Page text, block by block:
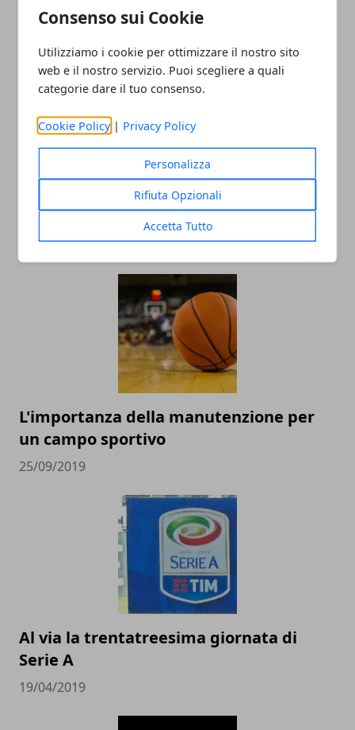
Consenso sui Cookie
Utilizziamo i cookie per ottimizzare il nostro sito
web e il nostro servizio. Puoi scegliere a quali
categorie dare il tuo consenso.
Cookie Policy | Privacy Policy
Personalizza
Rifiuta Opzionali
Accetta Tutto
Redazione
ARTICOLI CORRELATI
L'importanza della manutenzione per
un campo sportivo
25/09/2019
Al via la trentatreesima giornata di
Serie A
19/04/2019